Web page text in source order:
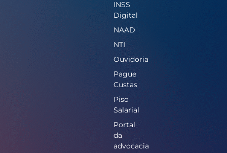
INSS
Digital
NAAD
NTI
Ouvidoria
Pague
Custas
Piso
Salarial
Portal
da
advocacia